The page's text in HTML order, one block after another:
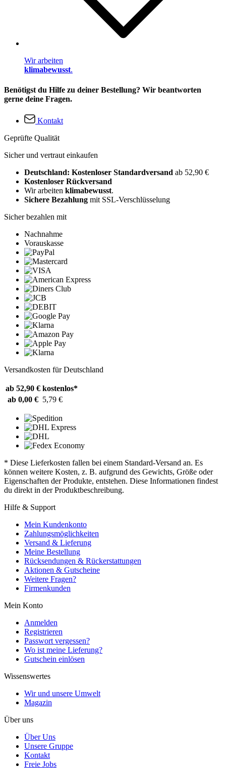
Wir arbeiten
klimabewusst.
Benötigst du Hilfe zu deiner Bestellung? Wir beantworten
gerne deine Fragen.
Kontakt
Geprüfte Qualität
Sicher und vertraut einkaufen
Deutschland: Kostenloser Standardversand ab 52,90 €
Kostenloser Rückversand
Wir arbeiten klimabewusst.
Sichere Bezahlung mit SSL-Verschlüsselung
Sicher bezahlen mit
Nachnahme
Vorauskasse
Versandkosten für Deutschland
ab 52,90 € kostenlos*
ab 0,00 € 5,79 €
* Diese Lieferkosten fallen bei einem Standard-Versand an. Es
können weitere Kosten, z. B. aufgrund des Gewichts, Größe oder
Eigenschaften der Produkte, entstehen. Diese Informationen findest
du direkt in der Produktbeschreibung.
Hilfe & Support
Mein Kundenkonto
Zahlungsmöglichkeiten
Versand & Lieferung
Meine Bestellung
Rücksendungen & Rückerstattungen
Aktionen & Gutscheine
Weitere Fragen?
Firmenkunden
Mein Konto
Anmelden
Registrieren
Passwort vergessen?
Wo ist meine Lieferung?
Gutschein einlösen
Wissenswertes
Wir und unsere Umwelt
Magazin
Über uns
Über Uns
Unsere Gruppe
Kontakt
Freie Jobs